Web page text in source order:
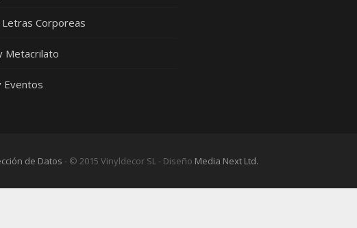
Corporeas
Metacrilato
Eventos
de Datos - © 2015 Vinyldecor SL - Diseño Media Next Ltd.